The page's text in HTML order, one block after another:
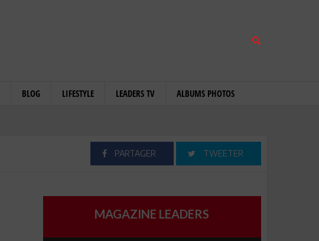
BLOG LIFESTYLE LEADERS TV ALBUMS PHOTOS
PARTAGER TWEETER
MAGAZINE LEADERS